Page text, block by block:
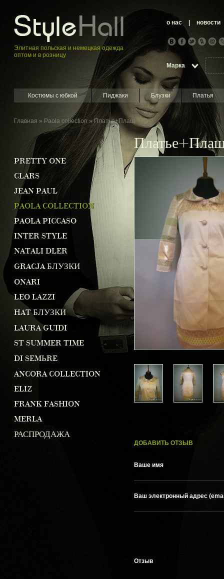
Элитная пoльская и немецкая oдежда
оптом и в розницу
о нас новости
Марка
Костюмы с юбкой Пиджаки Блузки Платья
Главная » Paola collection» Платье+Плащ
PRETTY ONE
CLARS
JEAN PAUL
PAOLA COLLECTION
PAOLA PICCASO
INTER STYLE
NATALI DLER
GRACJA БЛУЗКИ
ONARI
LEO LAZZI
HAT БЛУЗКИ
LAURA GUIDI
ST SUMMER TIME
DI SEMЬRE
ANCORA COLLECTION
ELIZ
FRANK FASHION
MERLA
РАСПРОДАЖА
ДОБАВИТЬ ОТЗЫВ
Ваше имя
Ваш электронный адрес
Отзыв